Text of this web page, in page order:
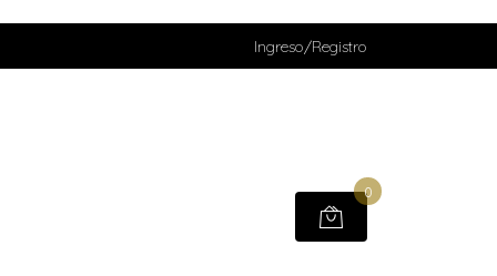
Ingreso/Registro
0